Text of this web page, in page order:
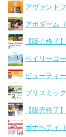
アヴァント
アボダーム
【販売終了
ベイリーコ
ビューティ
ブリスミッ
【販売終了
ボナペティ